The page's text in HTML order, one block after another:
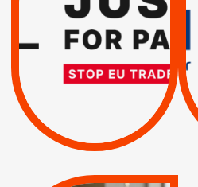
SUSPENSION
TOTALE DE
L’ACCORD
D’ASSOCIATION UE-
ISRAËL
| Actus Pétitions